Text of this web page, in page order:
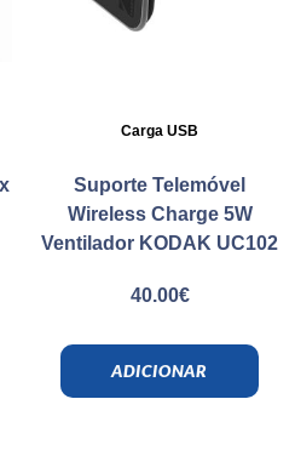
Carga USB
Suporte Telemóvel
Wireless Charge 5W
Ventilador KODAK UC102
40.00€
ADICIONAR